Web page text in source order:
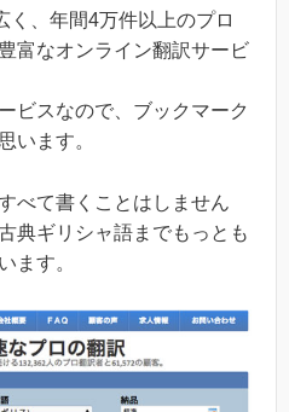
く、年間4万件以上のプロ
富なオンライン翻訳サービ
ビスなので、ブックマーク
います。
べて書くことはしません
典ギリシャ語までもっとも
ます。